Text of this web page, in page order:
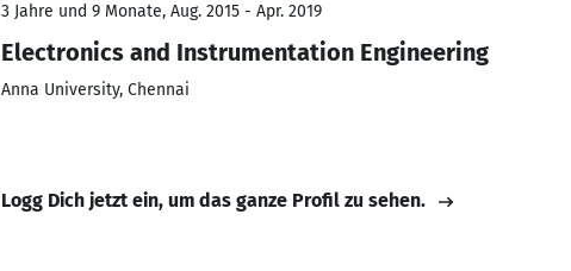
3 Jahre und 9 Monate, Aug. 2015 - Apr. 2019
Electronics and Instrumentation Engineering
Anna University, Chennai
Logg Dich jetzt ein, um das ganze Profil zu sehen.